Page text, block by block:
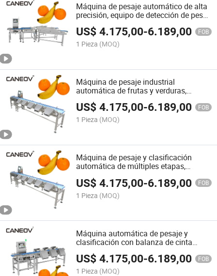
Máquina de pesaje automático de alta
precisión, equipo de detección de peso
en línea de ensamblaje de fábrica de
alimentos, verificador de peso,
máquina de clasificación de pesaje de
múltiples etapas
US$4.175,00-6.189,00 FOB
1 Pieza (MOQ)
Máquina de pesaje industrial
automática de frutas y verduras,
máquina de clasificación, máquina de
verificación de alto precisión para
clasificación de peso
US$4.175,00-6.189,00 FOB
1 Pieza (MOQ)
Máquina de pesaje y clasificación
automática de múltiples etapas,
clasificación, mariscos, artículos de
uso diario, alimentos, máquina de
clasificación de peso dinámico
US$4.175,00-6.189,00 FOB
1 Pieza (MOQ)
Máquina automática de pesaje y
clasificación con balanza de cinta
transportadora, equipo de detección y
selección de peso de frutas, verduras y
pescado
US$4.175,00-6.189,00 FOB
1 Pieza (MOQ)